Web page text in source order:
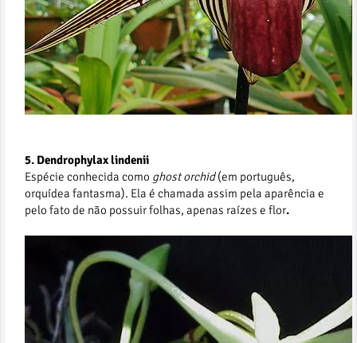
5. Dendrophylax lindenii
Espécie conhecida como ghost orchid(em português,
orquídea fantasma). Ela é chamada assim pela aparência e
pelo fato de não possuir folhas, apenas raízes e flor.